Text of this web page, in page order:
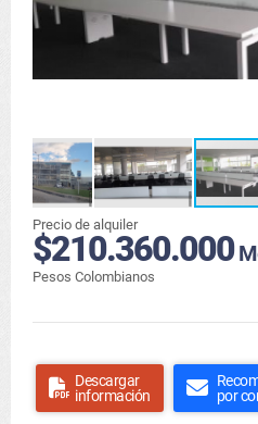
Precio de alquiler
$210.360.000
Pesos Colombianos
Descargar
información
por